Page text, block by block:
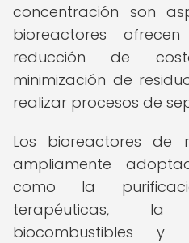
concentración son
bioreactores
reducción de
minimización de
realizar procesos de
Los bioreactores de
ampliamente
como la
terapéuticas,
biocombustibles